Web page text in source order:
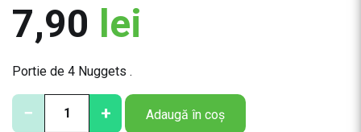
7,90 lei
Portie de 4 Nuggets .
C
− + Adaugă în coș